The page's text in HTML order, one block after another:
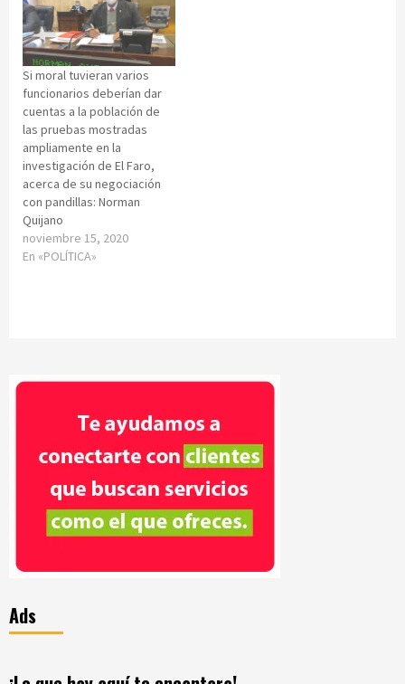
Si moral tuvieran varios
funcionarios deberían dar
cuentas a la población de
las pruebas mostradas
ampliamente en la
investigación de El Faro,
acerca de su negociación
con pandillas: Norman
Quijano
noviembre 15, 2020
En «POLÍTICA»
Ads